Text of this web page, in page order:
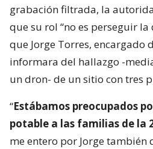
grabación filtrada, la
que su rol “no es perseguir la
que Jorge Torres, encargado
informara del hallazgo -
un dron- de un sitio con tres
“Estábamos preocupados
potable a las familias de la
me entero por Jorge también